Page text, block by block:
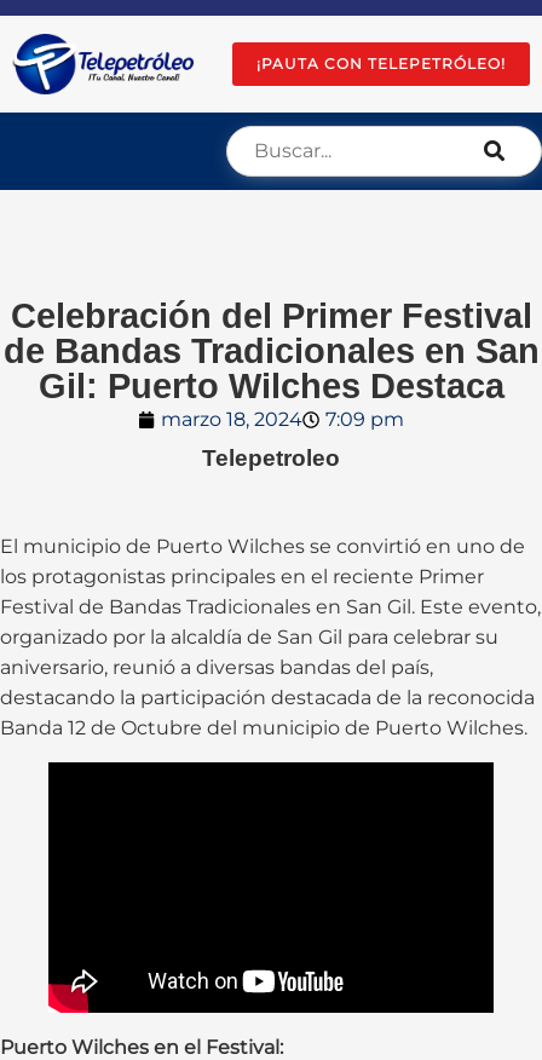
¡PAUTA CON TELEPETRÓLEO!
Celebración del Primer Festival
de Bandas Tradicionales en San
Gil: Puerto Wilches Destaca
marzo 18, 2024 7:09 pm
Telepetroleo
El municipio de Puerto Wilches se convirtió en uno de
los protagonistas principales en el reciente Primer
Festival de Bandas Tradicionales en San Gil. Este evento,
organizado por la alcaldía de San Gil para celebrar su
aniversario, reunió a diversas bandas del país,
destacando la participación destacada de la reconocida
Banda 12 de Octubre del municipio de Puerto Wilches.
Puerto Wilches en el Festival: